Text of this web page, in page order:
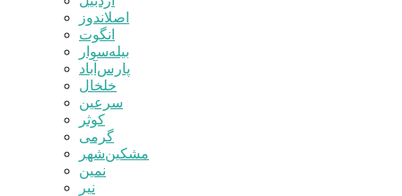
اصلاندوز
انگوت
بیله‌سوار
پارس‌آباد
خلخال
سرعین
کوثر
گرمی
مشکین‌شهر
نمین
نیر